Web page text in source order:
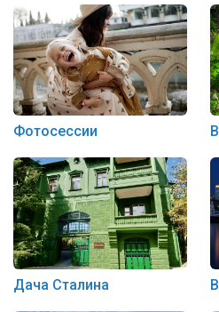
Фотосессии
Дача Сталина